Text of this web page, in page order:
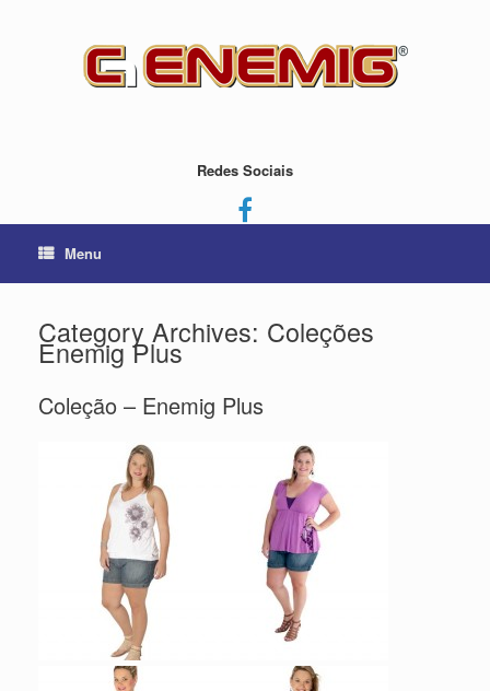
Redes Sociais
Menu
Category Archives: Coleções
Enemig Plus
Coleção – Enemig Plus